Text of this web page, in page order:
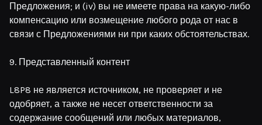
Предложения; и (iv) вы не имеете права на какую-либо
компенсацию или возмещение любого рода от нас в
связи с Предложениями ни при каких обстоятельствах.
9. Представленный контент
L8P8 не является источником, не проверяет и не
одобряет, а также не несет ответственности за
содержание сообщений или любых материалов,